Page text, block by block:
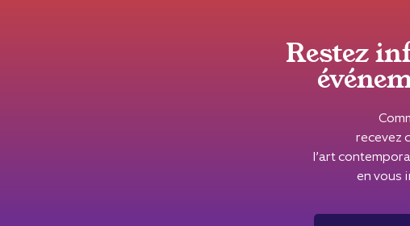
Restez
recevez
l’art
en vous